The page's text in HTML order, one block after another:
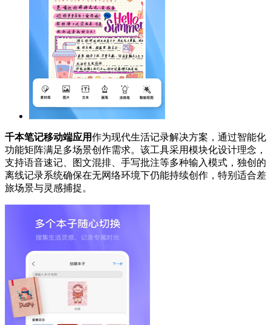
千本笔记移动端应用作为现代生活记录解决方案，通过智能化
功能矩阵满足多场景创作需求。该工具采用模块化设计理念，
支持语音速记、图文混排、手写批注等多种输入模式，独创的
离线记录系统确保在无网络环境下仍能持续创作，特别适合差
旅场景与灵感捕捉。